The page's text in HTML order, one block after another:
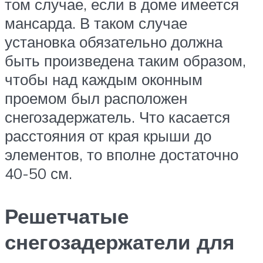
том случае, если в доме имеется
мансарда. В таком случае
установка обязательно должна
быть произведена таким образом,
чтобы над каждым оконным
проемом был расположен
снегозадержатель. Что касается
расстояния от края крыши до
элементов, то вполне достаточно
40-50 см.
Решетчатые
снегозадержатели для